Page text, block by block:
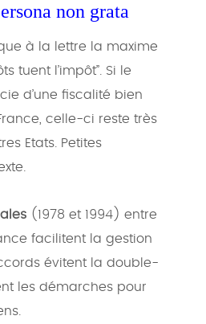
non grata
à la lettre la maxime
tuent l’impôt”. Si le
d’une fiscalité bien
celle-ci reste très
Etats. Petites
(1978 et 1994) entre
facilitent la gestion
évitent la double-
les démarches pour